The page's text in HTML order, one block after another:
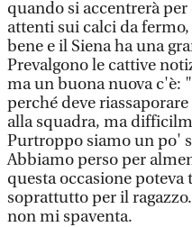
quando si accentrerà
attenti sui calci da
bene e il Siena ha una
Prevalgono le cattive
ma un buona nuova c'è:
perché deve
alla squadra, ma
Purtroppo siamo un po'
Abbiamo perso per
questa occasione
soprattutto per il
non mi spaventa.